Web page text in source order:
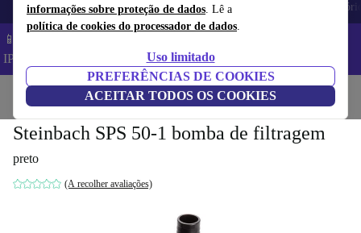
informações sobre proteção de dados. Lê a
política de cookies do processador de dados.
Uso limitado
PREFERÊNCIAS DE COOKIES
ACEITAR TODOS OS COOKIES
Telemóveis Computadores Portáteis Tablets
📱 Poupa 5% EXTRA em todos os iPhones – Código:
IPHONEDEAL –
Início Jardim Ferramentas de jardim
Steinbach SPS 50-1 bomba de filtragem
preto
(A recolher avaliações)